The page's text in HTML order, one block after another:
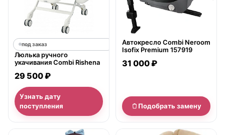
под заказ
Люлька ручного
укачивания Combi Rishena
29 500 ₽
Узнать дату
поступления
Автокресло Combi Neroom
Isofix Premium 157919
31 000 ₽
Подобрать замену